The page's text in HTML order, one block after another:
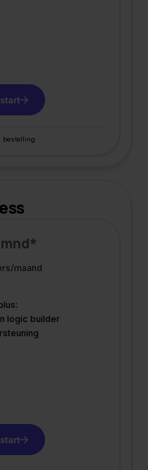
bestelling
maand
logic builder